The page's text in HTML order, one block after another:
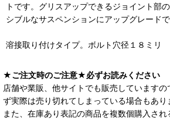
トです。グリスアップできるジョイント部
シブルなサスペンションにアップグレードで
溶接取り付けタイプ。ボルト穴径１８ミリ
★ご注文時のご注意★必ずお読みください
店舗や業販、他サイトでも販売しています
ず実際は売り切れてしまっている場合もあり
また、在庫あり表記の商品を複数個購入さ